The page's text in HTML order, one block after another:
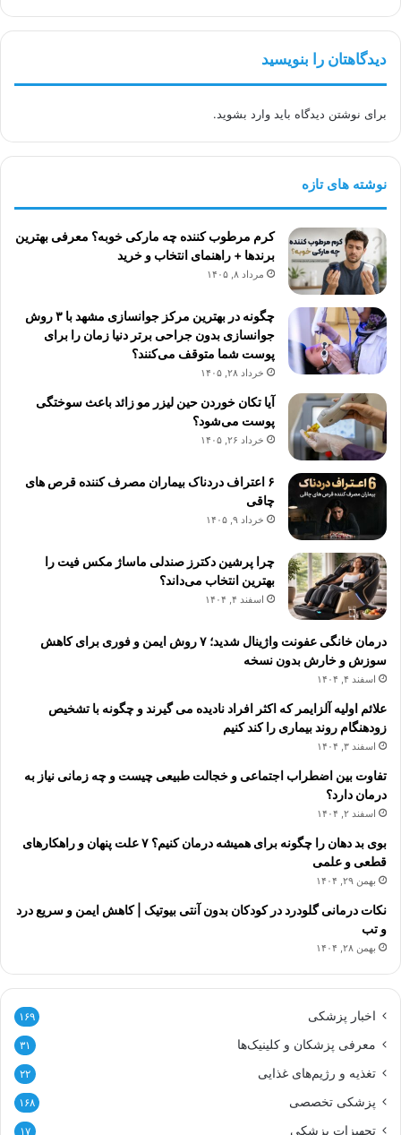
دیدگاهتان را بنویسید
برای نوشتن دیدگاه باید وارد بشوید.
نوشته های تازه
کرم مرطوب کننده چه مارکی خوبه؟ معرفی بهترین
برندها + راهنمای انتخاب و خرید
مرداد ۸, ۱۴۰۵
چگونه در بهترین مرکز جوانسازی مشهد با ۳ روش
جوانسازی بدون جراحی برتر دنیا زمان را برای
پوست شما متوقف می‌کنند؟
خرداد ۲۸, ۱۴۰۵
آیا تکان خوردن حین لیزر مو زائد باعث سوختگی
پوست می‌شود؟
خرداد ۲۶, ۱۴۰۵
۶ اعتراف دردناک بیماران مصرف کننده قرص های
چاقی
خرداد ۹, ۱۴۰۵
چرا پرشین دکترز صندلی ماساژ مکس فیت را
بهترین انتخاب می‌داند؟
اسفند ۴, ۱۴۰۴
درمان خانگی عفونت واژینال شدید؛ ۷ روش ایمن و فوری برای کاهش
سوزش و خارش بدون نسخه
اسفند ۴, ۱۴۰۴
علائم اولیه آلزایمر که اکثر افراد نادیده می گیرند و چگونه با تشخیص
زودهنگام روند بیماری را کند کنیم
اسفند ۳, ۱۴۰۴
تفاوت بین اضطراب اجتماعی و خجالت طبیعی چیست و چه زمانی نیاز به
درمان دارد؟
اسفند ۲, ۱۴۰۴
بوی بد دهان را چگونه برای همیشه درمان کنیم؟ ۷ علت پنهان و راهکارهای
قطعی و علمی
بهمن ۲۹, ۱۴۰۴
نکات درمانی گلودرد در کودکان بدون آنتی بیوتیک | کاهش ایمن و سریع درد
و تب
بهمن ۲۸, ۱۴۰۴
اخبار پزشکی ۱۶۹
معرفی پزشکان و کلینیک‌ها ۳۱
تغذیه و رژیم‌های غذایی ۲۲
پزشکی تخصصی ۱۶۸
تجهیزات پزشکی ۱۷